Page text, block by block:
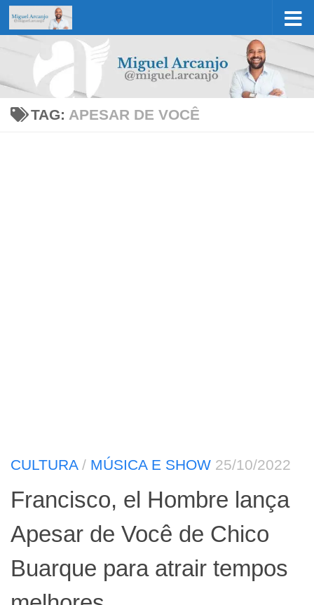
Skip to content
TAG: APESAR DE VOCÊ
CULTURA/ MÚSICA E SHOW 25/10/2022
Francisco, el Hombre lança
Apesar de Você de Chico
Buarque para atrair tempos